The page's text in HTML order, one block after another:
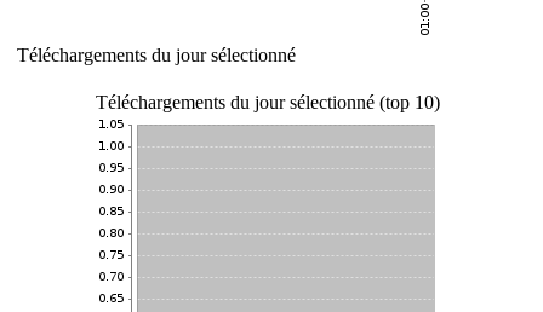
Téléchargements du jour sélectionné
Téléchargements du jour sélectionné (top 10)